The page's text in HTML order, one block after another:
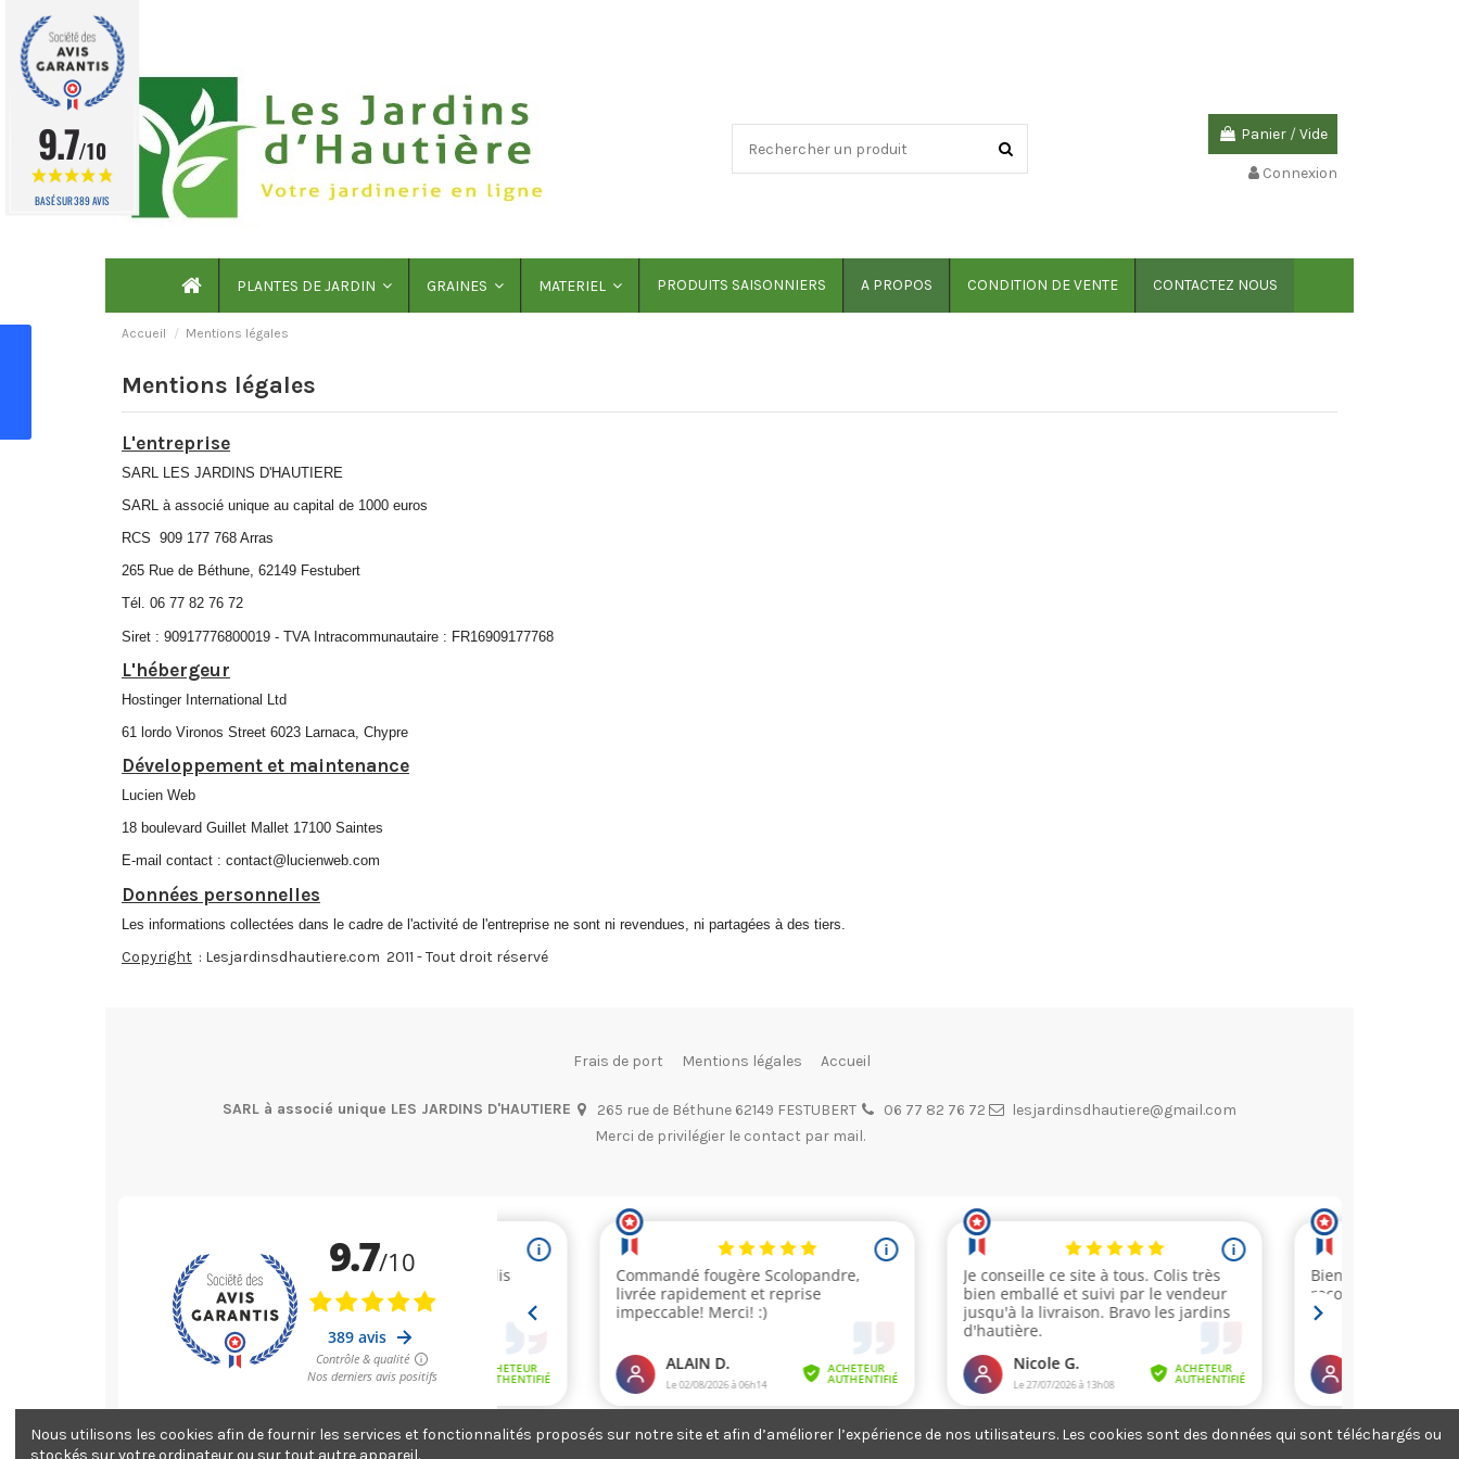
Panier /Vide
Connexion
PLANTES DE JARDIN GRAINES MATERIEL PRODUITS SAISONNIERS A PROPOS CONDITION DE VENTE CONTACTEZ NOUS
Accueil Mentions légales
Mentions légales
L'entreprise
SARL LES JARDINS D'HAUTIERE
SARL à associé unique au capital de 1000 euros
RCS 909 177 768 Arras
265 Rue de Béthune, 62149 Festubert
Tél. 06 77 82 76 72
Siret : 90917776800019 - TVA Intracommunautaire : FR16909177768
L'hébergeur
Hostinger International Ltd
61 lordo Vironos Street 6023 Larnaca, Chypre
Développement et maintenance
Lucien Web
18 boulevard Guillet Mallet 17100 Saintes
E-mail contact : contact@lucienweb.com
Données personnelles
Les informations collectées dans le cadre de l'activité de l'entreprise ne sont ni revendues, ni partagées à des tiers.
Copyright : Lesjardinsdhautiere.com 2011 - Tout droit réservé
Frais de port Mentions légales Accueil
SARL à associé unique LES JARDINS D'HAUTIERE 265 rue de Béthune 62149 FESTUBERT 06 77 82 76 72
lesjardinsdhautiere@gmail.com
Merci de privilégier le contact par mail.
Nous utilisons les cookies afin de fournir les services et fonctionnalités proposés sur notre site et afin d’améliorer l’expérience de nos utilisateurs. Les cookies sont des données qui sont téléchargés ou
stockés sur votre ordinateur ou sur tout autre appareil.
9.7/10
BASÉ SUR 389 AVIS